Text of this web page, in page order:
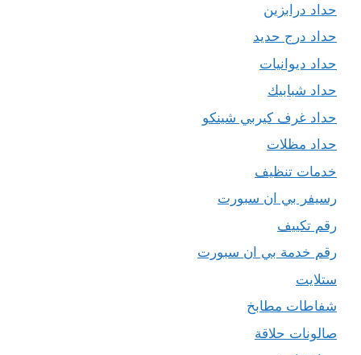
حداد درابزين
حداد درج حديد
حداد ديوانيات
حداد شبابيك
حداد غرف كيربي شينكو
حداد مظلات
خدمات تنظيف
رسيفر بي ان سبورت
رقم تكييف
رقم خدمة بي ان سبورت
ستلايت
شفاطات مطابخ
صالونات حلاقة